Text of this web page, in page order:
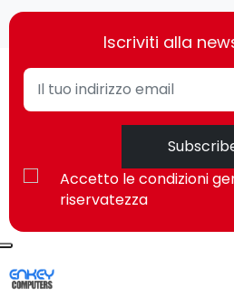
Iscriviti alla
Accetto le condizioni
riservatezza